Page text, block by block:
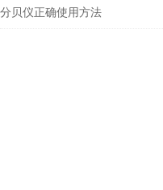
分贝仪正确使用方法